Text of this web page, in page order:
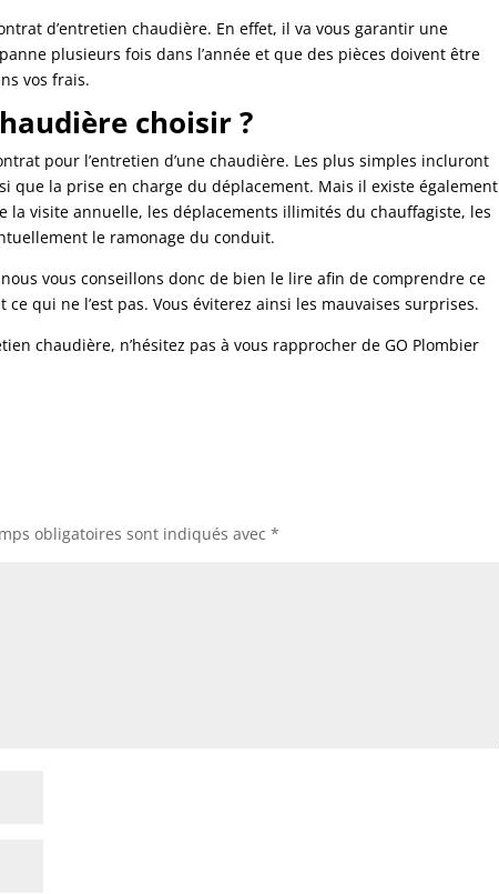
d’entretien chaudière. En effet, il va vous garantir une
plusieurs fois dans l’année et que des pièces doivent être
vos frais.
choisir ?
pour l’entretien d’une chaudière. Les plus simples incluront
que la prise en charge du déplacement. Mais il existe également
visite annuelle, les déplacements illimités du chauffagiste, les
le ramonage du conduit.
vous conseillons donc de bien le lire afin de comprendre ce
qui ne l’est pas. Vous éviterez ainsi les mauvaises surprises.
chaudière, n’hésitez pas à vous rapprocher de GO Plombier
obligatoires sont indiqués avec *